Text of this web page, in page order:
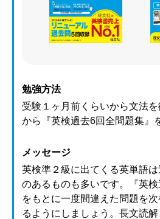
勉強方法
受験１ヶ月前くらいから文法
から『英検過去6回全問題集』
メッセージ
英検準２級に出てくる英単語
のあるものも多いです。『英検
をもとに一度間違えた問題を
るようにしましょう。長文読